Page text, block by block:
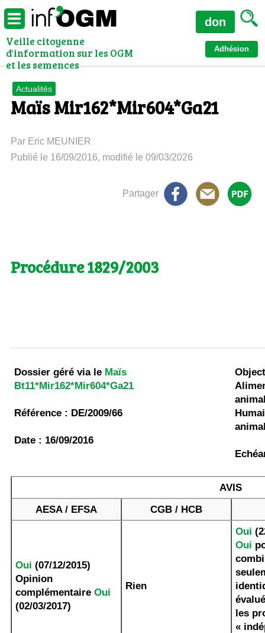
Veille citoyenne
d'information sur les OGM
et les semences
Adhésion
don
Actualités
Maïs Mir162*Mir604*Ga21
Par Eric MEUNIER
Publié le 16/09/2016, modifié le 09/03/2026
Partager
Procédure 1829/2003
Dossier géré via le Maïs
Bt11*Mir162*Mir604*Ga21
Référence : DE/2009/66
Date : 16/09/2016
AVIS
AESA / EFSA
CGB / HCB
Oui (07/12/2015)
Opinion
complémentaire Oui
(02/03/2017)
Rien
Oui
Oui
les
«